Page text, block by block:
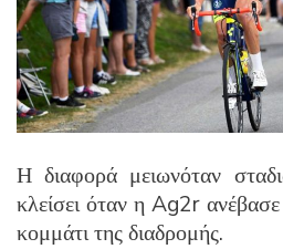
Η διαφορά μειωνόταν
κλείσει όταν η Ag2r
κομμάτι της διαδρομής.